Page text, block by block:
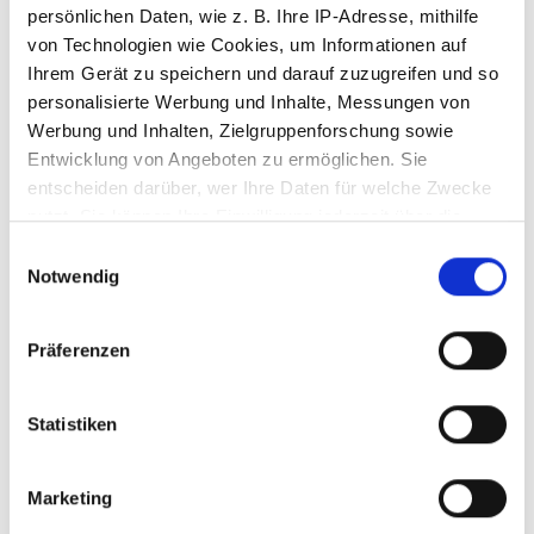
persönlichen Daten, wie z. B. Ihre IP-Adresse, mithilfe
von Technologien wie Cookies, um Informationen auf
Ihrem Gerät zu speichern und darauf zuzugreifen und so
personalisierte Werbung und Inhalte, Messungen von
Werbung und Inhalten, Zielgruppenforschung sowie
Entwicklung von Angeboten zu ermöglichen. Sie
entscheiden darüber, wer Ihre Daten für welche Zwecke
nutzt. Sie können Ihre Einwilligung jederzeit über die
Trigger Symbol ändern oder widerrufen
Informationen über Ihre geografische Lage
können
bestimmten Merkmalen (Fingerprinting) identifizieren
Erfahren Sie mehr darüber, wie Ihre persönlichen Daten
Notwendig
Präferenzen
Statistiken
Marketing